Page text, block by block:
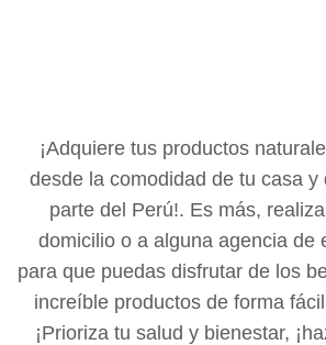
¡Adquiere tus productos
desde la comodidad de tu casa y
parte del Perú!. Es más,
domicilio o a alguna agencia de
para que puedas disfrutar de los
increíble productos de forma
¡Prioriza tu salud y bienestar,
Energía y Vitalidad
DISTRIBUIDORES
Blog & Noticias
Nuevo Distribuidor